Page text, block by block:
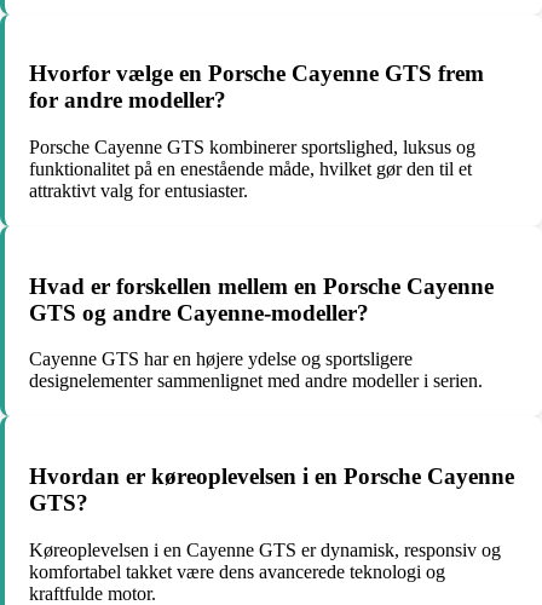
Hvorfor vælge en Porsche Cayenne GTS frem
for andre modeller?
Porsche Cayenne GTS kombinerer sportslighed, luksus og
funktionalitet på en enestående måde, hvilket gør den til et
attraktivt valg for entusiaster.
Hvad er forskellen mellem en Porsche Cayenne
GTS og andre Cayenne-modeller?
Cayenne GTS har en højere ydelse og sportsligere
designelementer sammenlignet med andre modeller i serien.
Hvordan er køreoplevelsen i en Porsche Cayenne
GTS?
Køreoplevelsen i en Cayenne GTS er dynamisk, responsiv og
komfortabel takket være dens avancerede teknologi og
kraftfulde motor.